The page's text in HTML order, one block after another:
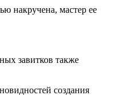
накручена, мастер ее
завитков также
создания